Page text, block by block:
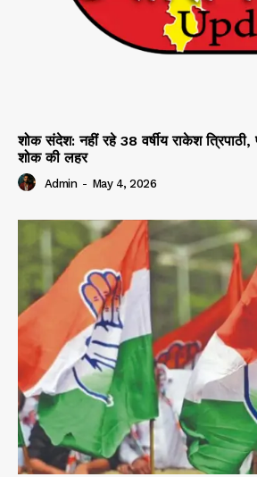
शोक संदेश: नहीं रहे 38 वर्षीय राकेश त्रिपाठी,
शोक की लहर
Admin - May 4, 2026